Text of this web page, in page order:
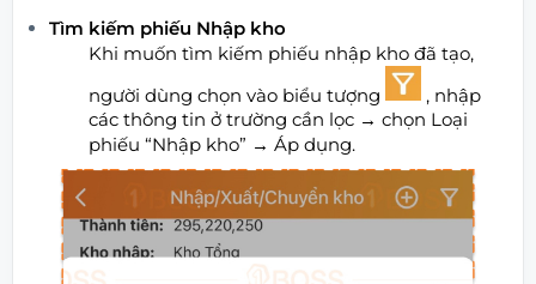
Tìm kiếm phiếu Nhập kho
Khi muốn tìm kiếm phiếu nhập kho đã tạo,
người dùng chọn vào biểu tượng
, nhập
các thông tin ở trường cần lọc → chọn Loại
phiếu “Nhập kho” → Áp dụng.